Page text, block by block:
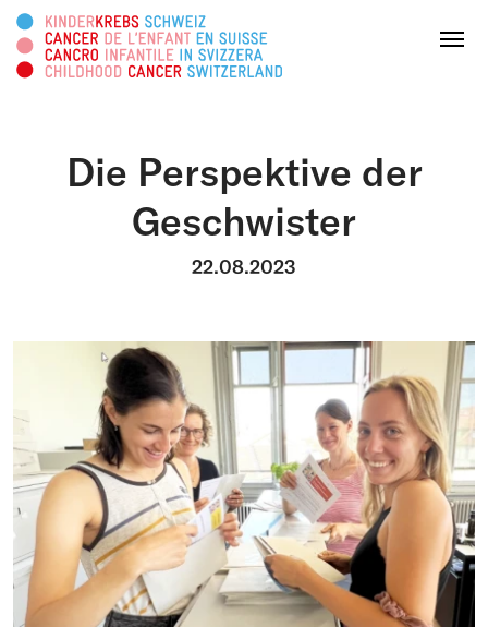
Menu
Survivorship
Information platform
Donations
DONATE
EN DE FR IT
Search this web page
Die Perspektive der
Geschwister
22.08.2023